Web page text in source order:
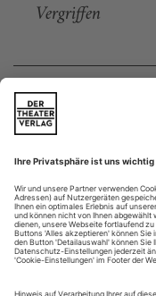
Vergriffen
Weitere
Rosalie
Ein Nachruf
Es war eine
Bühnenbildnerin steht
im Stuttgarter
Dir möchte ich